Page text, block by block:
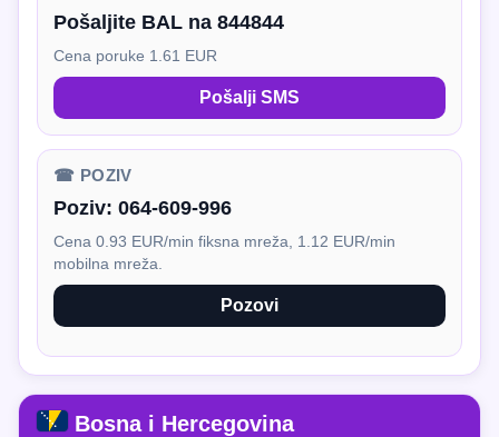
Pošaljite BAL na 844844
Cena poruke 1.61 EUR
Pošalji SMS
☎ POZIV
Poziv: 064-609-996
Cena 0.93 EUR/min fiksna mreža, 1.12 EUR/min
mobilna mreža.
Pozovi
Bosna i Hercegovina